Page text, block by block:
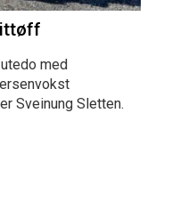
med
Sveinung Sletten.